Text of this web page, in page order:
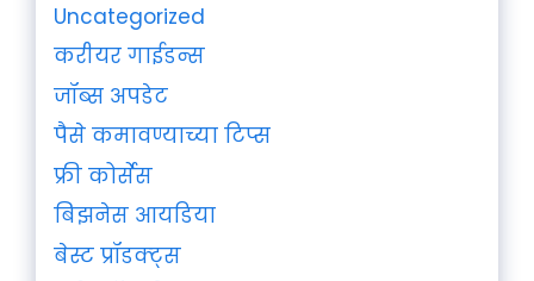
Uncategorized
करीयर गाईडन्स
जॉब्स अपडेट
पैसे कमावण्याच्या टिप्स
फ्री कोर्सेस
बिझनेस आयडिया
बेस्ट प्रॉडक्ट्स